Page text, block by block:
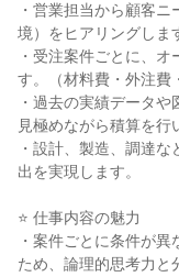
・営業担当から顧客
境）をヒアリングしま
・受注案件ごとに、
す。（材料費・外注費
・過去の実績データ
見極めながら積算を行
・設計、製造、調達
出を実現します。
⭐ 仕事内容の魅力
・案件ごとに条件が
ため、論理的思考力と